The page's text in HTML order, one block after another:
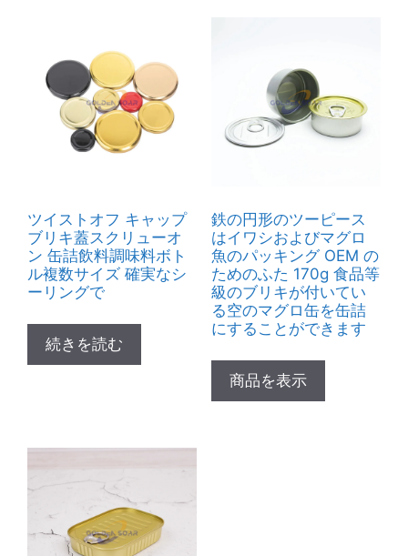
ツイストオフ キャップ
ブリキ蓋スクリューオ
ン 缶詰飲料調味料ボト
ル複数サイズ 確実なシ
ーリングで
続きを読む
鉄の円形のツーピース
はイワシおよびマグロ
魚のパッキング OEM の
ためのふた 170g 食品等
級のブリキが付いてい
る空のマグロ缶を缶詰
にすることができます
商品を表示